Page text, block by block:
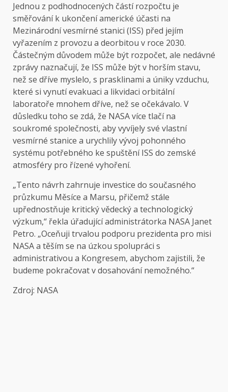
Jednou z podhodnocených částí rozpočtu je
směřování k ukončení americké účasti na
Mezinárodní vesmírné stanici (ISS) před jejím
vyřazením z provozu a deorbitou v roce 2030.
Částečným důvodem může být rozpočet, ale nedávné
zprávy naznačují, že ISS může být v horším stavu,
než se dříve myslelo, s prasklinami a úniky vzduchu,
které si vynutí evakuaci a likvidaci orbitální
laboratoře mnohem dříve, než se očekávalo. V
důsledku toho se zdá, že NASA více tlačí na
soukromé společnosti, aby vyvíjely své vlastní
vesmírné stanice a urychlily vývoj pohonného
systému potřebného ke spuštění ISS do zemské
atmosféry pro řízené vyhoření.
„Tento návrh zahrnuje investice do současného
průzkumu Měsíce a Marsu, přičemž stále
upřednostňuje kritický vědecký a technologický
výzkum,“ řekla úřadující administrátorka NASA Janet
Petro. „Oceňuji trvalou podporu prezidenta pro misi
NASA a těším se na úzkou spolupráci s
administrativou a Kongresem, abychom zajistili, že
budeme pokračovat v dosahování nemožného.“
Zdroj: NASA